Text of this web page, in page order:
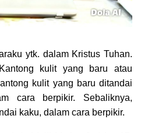
ytk. dalam Kristus Tuhan.
kulit yang baru atau
kulit yang baru ditandai
cara berpikir. Sebaliknya,
kaku, dalam cara berpikir.